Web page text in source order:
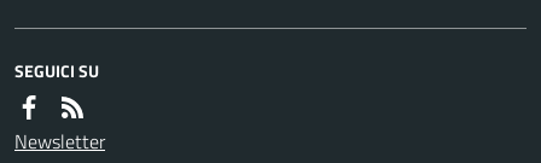
SEGUICI SU
Newsletter